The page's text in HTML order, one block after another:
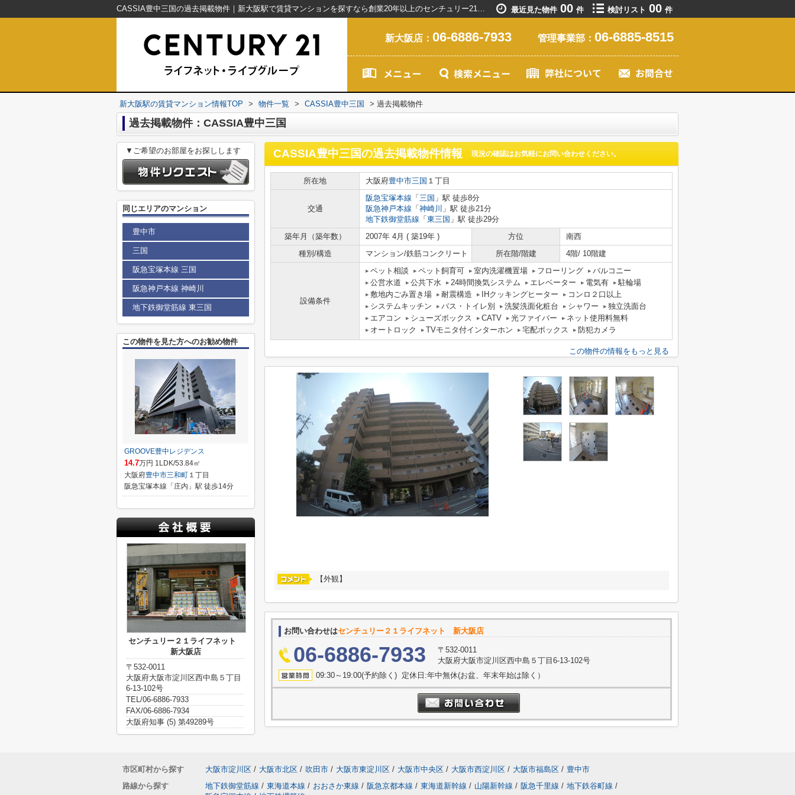
CASSIA豊中三国の過去掲載物件｜新大阪駅で賃貸マンションを探すなら創業20年以上のセンチュリー21ライフネット・ライブグループ 最近見た物件 00 件 検討リスト 00 件
新大阪店： 06-6886-7933 管理事業部： 06-6885-8515
新大阪駅の賃貸マンション情報TOP > 物件一覧 > CASSIA豊中三国 > 過去掲載物件
過去掲載物件：CASSIA豊中三国
CASSIA豊中三国の過去掲載物件情報 現況の確認はお気軽にお問い合わせください。
所在地 大阪府豊中市三国 １丁目
交通
阪急宝塚本線 「 三国 」駅 徒歩8分
阪急神戸本線 「 神崎川 」駅 徒歩21分
地下鉄御堂筋線 「 東三国 」駅 徒歩29分
築年月（築年数）
2007年 4月 ( 築19年 ) 方位
南西
種別/構造
マンション/鉄筋コンクリート 所在階/階建 4階/ 10階建
設備条件
ペット相談 ペット飼育可 室内洗濯機置場 フローリング
バルコニー
公営水道
公共下水 24時間換気システム エレベーター 電気有
駐輪場
敷地内ごみ置き場
耐震構造 IHクッキングヒーター
コンロ２口以上
システムキッチン
バス・トイレ別 洗髪洗面化粧台 シャワー
独立洗面台
エアコン
シューズボックス CATV 光ファイバー
ネット使用料無料
オートロック
TVモニタ付インターホン 宅配ボックス 防犯カメラ
この物件の情報をもっと見る
【外観】
お問い合わせはセンチュリー２１ライフネット 新大阪店
06-6886-7933
〒532-0011
大阪府大阪市淀川区西中島５丁目6-13-102号
09:30～19:00(予約除く) 定休日:年中無休(お盆、年末年始は除く）
▼ご希望のお部屋をお探しします
同じエリアのマンション
豊中市
三国
阪急宝塚本線 三国
阪急神戸本線 神崎川
地下鉄御堂筋線 東三国
この物件を見た方へのお勧め物件
GROOVE豊中レジデンス
14.7万円 1LDK/53.84㎡
大阪府豊中市三和町 １丁目
阪急宝塚本線「庄内」駅 徒歩14分
センチュリー２１ライフネット
新大阪店
〒532-0011
大阪府大阪市淀川区西中島５丁目
6-13-102号
TEL/06-6886-7933
FAX/06-6886-7934
大阪府知事 (5) 第49289号
市区町村から探す 大阪市淀川区 / 大阪市北区 / 吹田市 / 大阪市東淀川区 / 大阪市中央区 / 大阪市西淀川区 / 大阪市福島区 / 豊中市
路線から探す
地下鉄御堂筋線 / 東海道本線 / おおさか東線 / 阪急京都本線 / 東海道新幹線 / 山陽新幹線 / 阪急千里線 / 地下鉄谷町線 /